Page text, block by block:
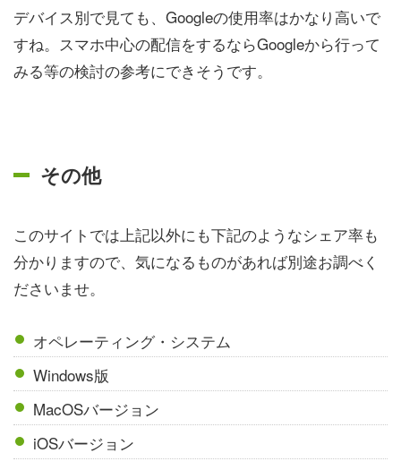
デバイス別で見ても、Googleの使用率はかなり高いで
すね。スマホ中心の配信をするならGoogleから行って
みる等の検討の参考にできそうです。
その他
このサイトでは上記以外にも下記のようなシェア率も
分かりますので、気になるものがあれば別途お調べく
ださいませ。
オペレーティング・システム
Windows版
MacOSバージョン
iOSバージョン